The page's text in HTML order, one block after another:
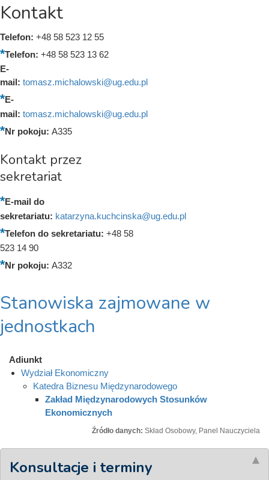
Kontakt
Telefon: +48 58 523 12 55
Telefon: +48 58 523 13 62
E-
mail: tomasz.michalowski@ug.edu.pl
E-
mail: tomasz.michalowski@ug.edu.pl
Nr pokoju: A335
Kontakt przez
sekretariat
E-mail do
sekretariatu: katarzyna.kuchcinska@ug.edu.pl
Telefon do sekretariatu: +48 58
523 14 90
Nr pokoju: A332
Stanowiska zajmowane w
jednostkach
Adiunkt
Wydział Ekonomiczny
Katedra Biznesu Międzynarodowego
Zakład Międzynarodowych Stosunków
Ekonomicznych
Źródło danych: Skład Osobowy, Panel Nauczyciela
Konsultacje i terminy